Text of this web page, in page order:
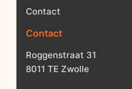
Contact
Contact
Roggenstraat 31
8011 TE Zwolle